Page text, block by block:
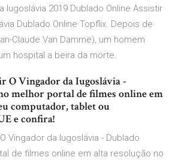
Iugoslávia 2019 Dublado Online Assistir
Dublado Online Topflix. Depois de
Claude Van Damme), um homem
hospital a beira da morte.
O Vingador da Iugoslávia -
melhor portal de filmes online em
computador, tablet ou
e confira!
Vingador da Iugoslávia - Dublado
de filmes online em alta resolução no